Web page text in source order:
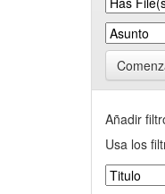
Añadir
Usa los